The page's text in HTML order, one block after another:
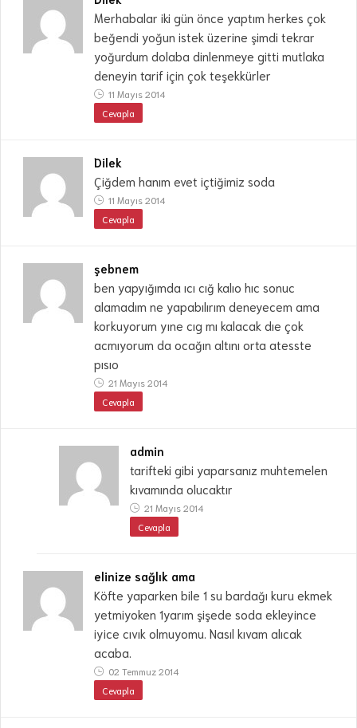
Merhabalar iki gün önce yaptım herkes çok
beğendi yoğun istek üzerine şimdi tekrar
yoğurdum dolaba dinlenmeye gitti mutlaka
deneyin tarif için çok teşekkürler
11 Mayıs 2014
Cevapla
Dilek
Çiğdem hanım evet içtiğimiz soda
11 Mayıs 2014
Cevapla
şebnem
ben yapyığımda ıcı cığ kalıo hıc sonuc
alamadım ne yapabılırım deneyecem ama
korkuyorum yıne cıg mı kalacak dıe çok
acmıyorum da ocağın altını orta atesste
pısıo
21 Mayıs 2014
Cevapla
admin
tarifteki gibi yaparsanız muhtemelen
kıvamında olucaktır
21 Mayıs 2014
Cevapla
elinize sağlık ama
Köfte yaparken bile 1 su bardağı kuru ekmek
yetmiyoken 1yarım şişede soda ekleyince
iyice cıvık olmuyomu. Nasıl kıvam alıcak
acaba.
02 Temmuz 2014
Cevapla